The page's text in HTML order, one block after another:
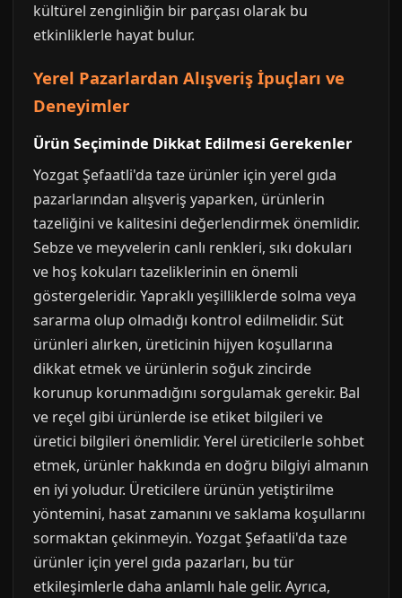
kültürel zenginliğin bir parçası olarak bu
etkinliklerle hayat bulur.
Yerel Pazarlardan Alışveriş İpuçları ve
Deneyimler
Ürün Seçiminde Dikkat Edilmesi Gerekenler
Yozgat Şefaatli'da taze ürünler için yerel gıda
pazarlarından alışveriş yaparken, ürünlerin
tazeliğini ve kalitesini değerlendirmek önemlidir.
Sebze ve meyvelerin canlı renkleri, sıkı dokuları
ve hoş kokuları tazeliklerinin en önemli
göstergeleridir. Yapraklı yeşilliklerde solma veya
sararma olup olmadığı kontrol edilmelidir. Süt
ürünleri alırken, üreticinin hijyen koşullarına
dikkat etmek ve ürünlerin soğuk zincirde
korunup korunmadığını sorgulamak gerekir. Bal
ve reçel gibi ürünlerde ise etiket bilgileri ve
üretici bilgileri önemlidir. Yerel üreticilerle sohbet
etmek, ürünler hakkında en doğru bilgiyi almanın
en iyi yoludur. Üreticilere ürünün yetiştirilme
yöntemini, hasat zamanını ve saklama koşullarını
sormaktan çekinmeyin. Yozgat Şefaatli'da taze
ürünler için yerel gıda pazarları, bu tür
etkileşimlerle daha anlamlı hale gelir. Ayrıca,